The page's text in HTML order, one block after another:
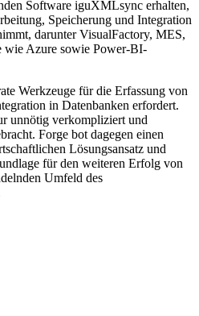
Software iguXMLsync erhalten,
Speicherung und Integration
darunter VisualFactory, MES,
wie Azure sowie Power-BI-
Werkzeuge für die Erfassung von
in Datenbanken erfordert.
unnötig verkompliziert und
Forge bot dagegen einen
Lösungsansatz und
für den weiteren Erfolg von
Umfeld des